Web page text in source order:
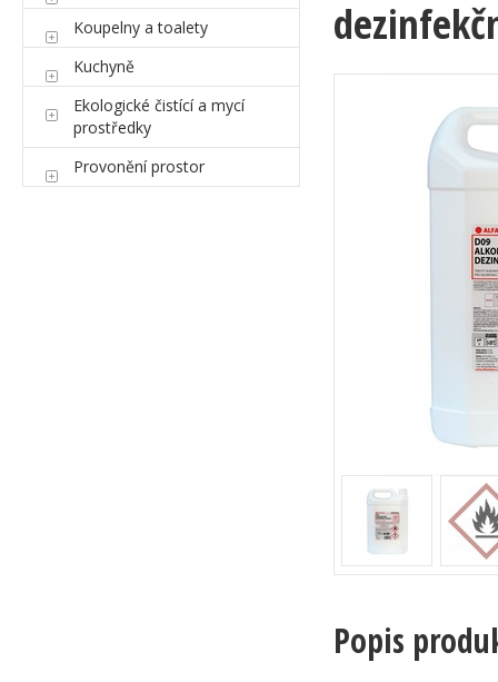
Koupelny a toalety
Kuchyně
Ekologické čistící a mycí
prostředky
Provonění prostor
Popis